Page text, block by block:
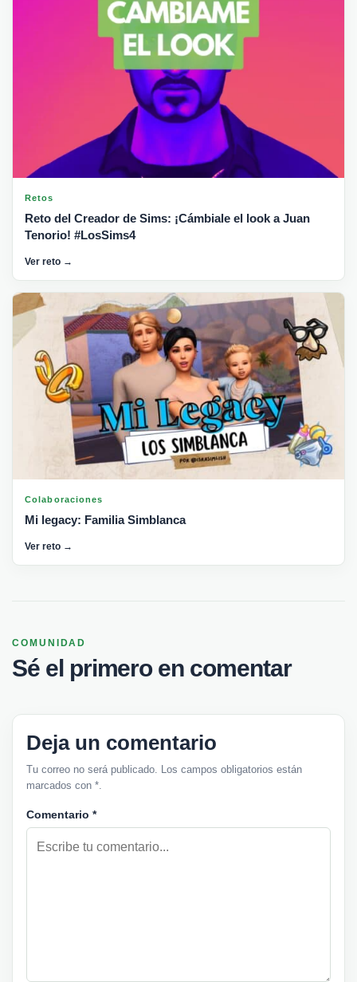
Retos
Reto del Creador de Sims: ¡Cámbiale el look a Juan
Tenorio! #LosSims4
Ver reto →
Colaboraciones
Mi legacy: Familia Simblanca
Ver reto →
COMUNIDAD
Sé el primero en comentar
Deja un comentario
Tu correo no será publicado. Los campos obligatorios están
marcados con *.
Comentario *